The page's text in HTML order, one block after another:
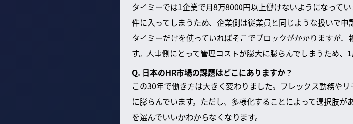
タイミーでは1企業で月8万8000円以上働けないようになって
件に入ってしまうため、企業側は従業員と同じような扱いで申
タイミーだけを使っていればそこでブロックがかかりますが
す。人事側にとって管理コストが膨大に膨らんでしまうため、
Q. 日本のHR市場の課題はどこにありますか？
この30年で働き方は大きく変わりました。フレックス勤務や
に膨らんでいます。ただし、多様化することによって選択肢
を選んでいいかわからなくなります。